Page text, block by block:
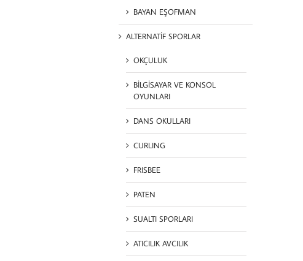
BAYAN EŞOFMAN
ALTERNATİF SPORLAR
OKÇULUK
BİLGİSAYAR VE KONSOL
OYUNLARI
DANS OKULLARI
CURLING
FRISBEE
PATEN
SUALTI SPORLARI
ATICILIK AVCILIK